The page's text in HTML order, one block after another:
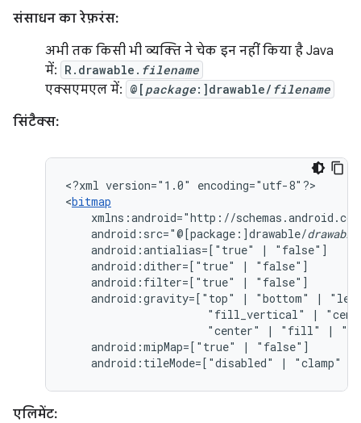
संसाधन का रेफ़रंस:
अभी तक किसी भी व्यक्ति ने चेक इन नहीं किया है Java
में: R.drawable. filename
एक्सएमएल में: @[ package:]drawable/ filename
सिंटैक्स:
<?xml version="1.0"
encoding="utf-8"?>
<bitmap
android:src="@[package:]drawable/
android:antialias=["true"
|
android:dither=["true"
|
android:filter=["true"
|
android:gravity=["top"
| "bottom" |
"fill_vertical"
|
"center"
| "fill" |
android:mipMap=["true"
|
android:tileMode=["disabled"
| "clamp"
एलिमेंट: